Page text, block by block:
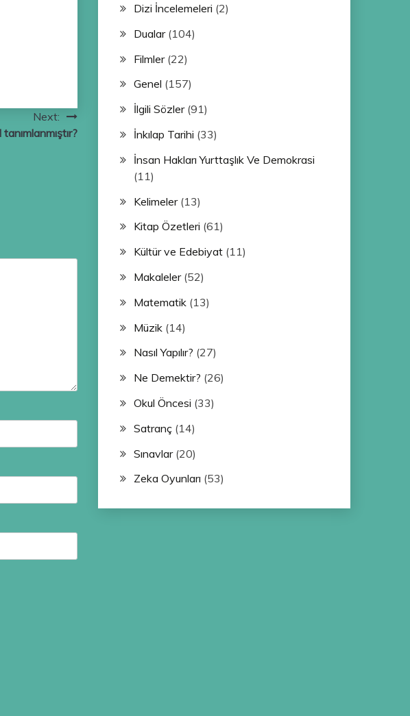
Next:
Dizi İncelemeleri (2)
Dualar(104)
Filmler(22)
Genel (157)
İlgili Sözler(91)
İnkılap Tarihi (33)
İnsan Hakları Yurttaşlık Ve Demokrasi
(11)
Kelimeler(13)
Kitap Özetleri (61)
Kültür ve Edebiyat(11)
Makaleler(52)
Matematik(13)
Müzik(14)
Nasıl Yapılır? (27)
Ne Demektir? (26)
Okul Öncesi (33)
Satranç(14)
Sınavlar(20)
Zeka Oyunları (53)